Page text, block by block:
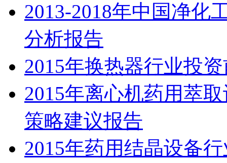
2013-2018年中国净化
分析报告
2015年换热器行业投
2015年离心机药用萃
策略建议报告
2015年药用结晶设备